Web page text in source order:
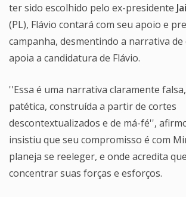
ter sido escolhido pelo ex-presidente
(PL), Flávio contará com seu apoio e
campanha, desmentindo a narrativa de
apoia a candidatura de Flávio.
''Essa é uma narrativa claramente
patética, construída a partir de cortes
descontextualizados e de má-fé'',
insistiu que seu compromisso é com
planeja se reeleger, e onde acredita
concentrar suas forças e esforços.